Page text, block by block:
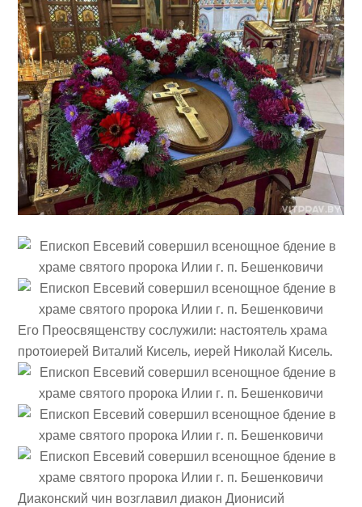
Его Преосвященству сослужили: настоятель храма
протоиерей Виталий Кисель, иерей Николай Кисель.
Диаконский чин возглавил диакон Дионисий